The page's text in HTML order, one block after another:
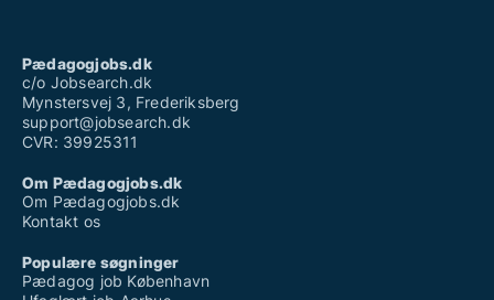
Pædagogjobs.dk
c/o Jobsearch.dk
Mynstersvej 3, Frederiksberg
support@jobsearch.dk
CVR: 39925311
Om Pædagogjobs.dk
Om Pædagogjobs.dk
Kontakt os
Populære søgninger
Pædagog job København